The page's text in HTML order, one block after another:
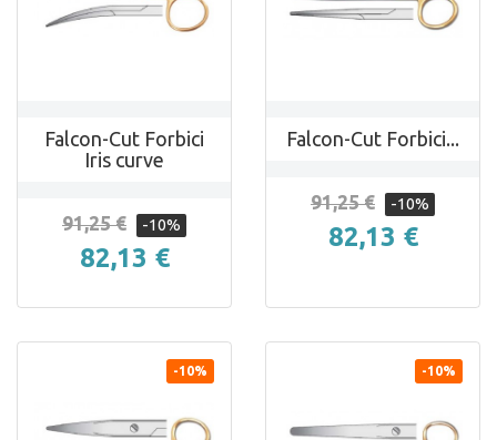
Falcon-Cut Forbici
Iris curve
91,25 € -10%
82,13 €
Falcon-Cut Forbici...
91,25 € -10%
82,13 €
-10% -10%